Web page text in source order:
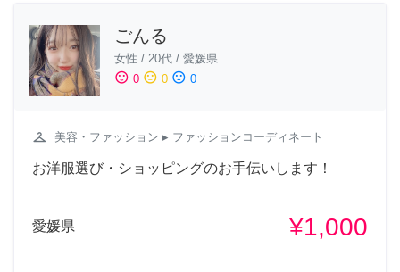
ごんる
女性 / 20代 / 愛媛県
sentiment_satisfied 0 sentiment_neutral 0 sentiment_dissatisfied 0
checkroom 美容・ファッション ▸ ファッションコーディネート
お洋服選び・ショッピングのお手伝いします！
愛媛県 ¥1,000